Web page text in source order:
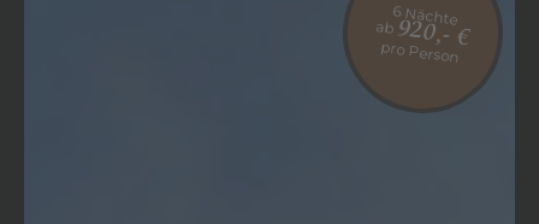
6 Nächte
ab 920,- €
pro Person